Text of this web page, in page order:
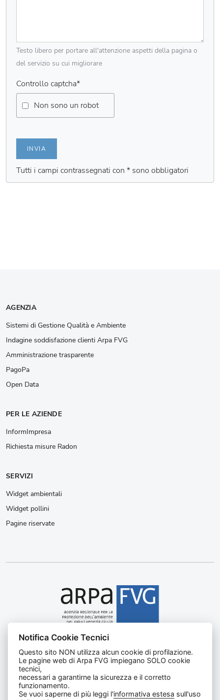
Testo libero per portare all'attenzione aspetti della pagina o
del servizio su cui migliorare
Controllo captcha*
Non sono un robot
INVIA
Tutti i campi contrassegnati con * sono obbligatori
AGENZIA
Sistemi di Gestione Qualità e Ambiente
Indagine soddisfazione clienti Arpa FVG
Amministrazione trasparente
PagoPa
Open Data
PER LE AZIENDE
InformImpresa
Richiesta misure Radon
SERVIZI
Widget ambientali
Widget pollini
Pagine riservate
Agenzia regionale per la protezione dell’ambiente del
Friuli Venezia Giulia
C.F. e P. IVA 02096520305
Tel 0432 1918111
Notifica Cookie Tecnici
Questo sito NON utilizza alcun cookie di profilazione.
Le pagine web di Arpa FVG impiegano SOLO cookie
tecnici,
necessari a garantirne la sicurezza e il corretto
funzionamento.
Se vuoi saperne di più leggi l'informativa estesa sull'uso